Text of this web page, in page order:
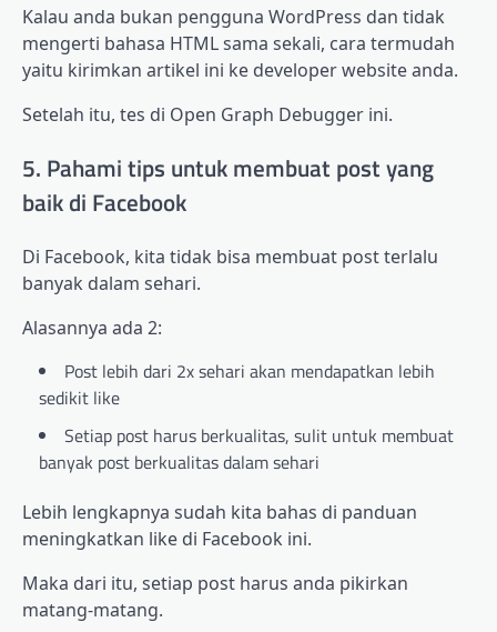
Kalau anda bukan pengguna WordPress dan tidak
mengerti bahasa HTML sama sekali, cara termudah
yaitu kirimkan artikel ini ke developer website anda.
Setelah itu, tes di Open Graph Debugger ini.
5. Pahami tips untuk membuat post yang
baik di Facebook
Di Facebook, kita tidak bisa membuat post terlalu
banyak dalam sehari.
Alasannya ada 2:
Post lebih dari 2x sehari akan mendapatkan lebih
sedikit like
Setiap post harus berkualitas, sulit untuk membuat
banyak post berkualitas dalam sehari
Lebih lengkapnya sudah kita bahas di panduan
meningkatkan like di Facebook ini.
Maka dari itu, setiap post harus anda pikirkan
matang-matang.